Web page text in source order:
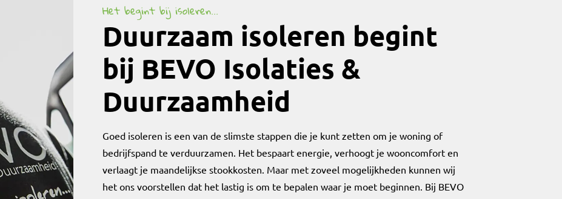
Het begint bij isoleren...
Duurzaam isoleren begint
bij BEVO Isolaties &
Duurzaamheid
Goed isoleren is een van de slimste stappen die je kunt zetten om je woning of
bedrijfspand te verduurzamen. Het bespaart energie, verhoogt je wooncomfort en
verlaagt je maandelijkse stookkosten. Maar met zoveel mogelijkheden kunnen wij
het ons voorstellen dat het lastig is om te bepalen waar je moet beginnen. Bij BEVO